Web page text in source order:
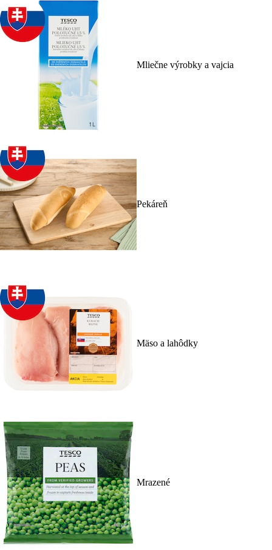
Mliečne výrobky a vajcia
Pekáreň
Mäso a lahôdky
Mrazené